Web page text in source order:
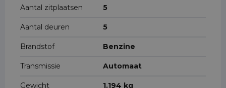
Aantal zitplaatsen 5
Aantal deuren 5
Brandstof Benzine
Transmissie Automaat
Gewicht 1.194 kg